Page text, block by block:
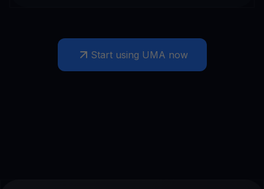
Start using UMA now